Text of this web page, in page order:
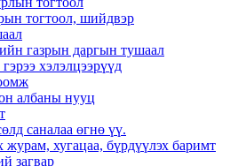
тогтоол, шийдвэр
газрын даргын тушаал
хэлэлцээрүүд
албаны нууц
саналаа өгнө үү.
хугацаа, бүрдүүлэх баримт
загвар